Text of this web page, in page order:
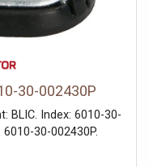
30-002430P
BLIC. Index: 6010-30-
30-002430P.